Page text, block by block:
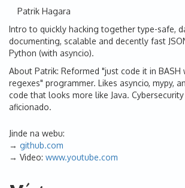
Patrik Hagara
Intro to quickly hacking together type-safe,
documenting, scalable and decently fast
Python (with asyncio).
About Patrik: Reformed "just code it in
regexes" programmer. Likes asyncio, mypy,
code that looks more like Java.
aficionado.
Jinde na webu:
github.com
Video: www.youtube.com